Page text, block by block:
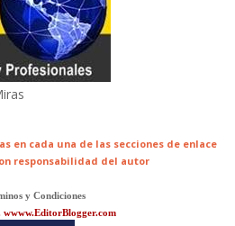
en cada una de las secciones de enlace
responsabilidad del autor
y Condiciones
wwww.EditorBlogger.com